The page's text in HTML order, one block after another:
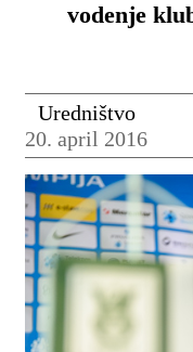
vodenje
Uredništvo
20. april 2016